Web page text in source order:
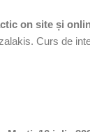
on site și
Curs de